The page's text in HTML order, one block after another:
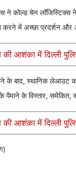
ने कोल्ड चेन
में अच्छा प्रदर्शन और
आशंका में दिल्ली
के बाद, स्थानिक लेआउट
के विस्तार, समेकित,
आशंका में दिल्ली